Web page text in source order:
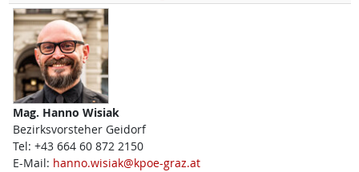
Mag. Hanno Wisiak
Bezirksvorsteher Geidorf
Tel: +43 664 60 872 2150
E-Mail: hanno.wisiak@kpoe-graz.at